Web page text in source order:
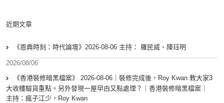
近期文章
《恩典時刻：時代論壇》2026-08-06 主持： 羅民威、陳珏明
2026/08/06
《香港裝修暗黑檔案》 2026-08-06｜裝修完成後，Roy Kwan 教大家3
大收樓驗貨重點。另外發現一屋曱甴又點處理？｜香港裝修暗黑檔案｜
主持：瘋子江少，Roy Kwan